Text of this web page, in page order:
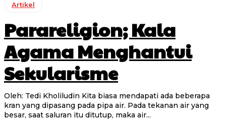
Artikel
Parareligion; Kala
Agama Menghantui
Sekularisme
Oleh: Tedi Kholiludin Kita biasa mendapati ada beberapa
kran yang dipasang pada pipa air. Pada tekanan air yang
besar, saat saluran itu ditutup, maka air...